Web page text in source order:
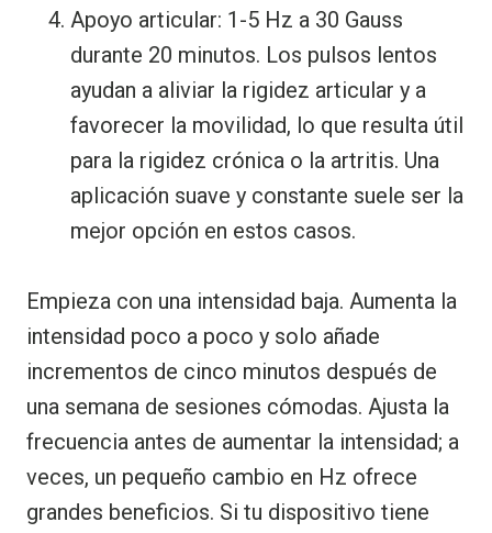
Apoyo articular: 1-5 Hz a 30 Gauss
durante 20 minutos. Los pulsos lentos
ayudan a aliviar la rigidez articular y a
favorecer la movilidad, lo que resulta útil
para la rigidez crónica o la artritis. Una
aplicación suave y constante suele ser la
mejor opción en estos casos.
Empieza con una intensidad baja. Aumenta la
intensidad poco a poco y solo añade
incrementos de cinco minutos después de
una semana de sesiones cómodas. Ajusta la
frecuencia antes de aumentar la intensidad; a
veces, un pequeño cambio en Hz ofrece
grandes beneficios. Si tu dispositivo tiene